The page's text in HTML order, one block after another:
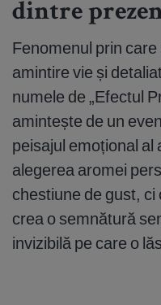
dintre
Fenomenul prin
amintire vie și
numele de „Efectul
amintește de un
peisajul emoțional al
alegerea aromei
chestiune de gust,
crea o semnătură
invizibilă pe care o